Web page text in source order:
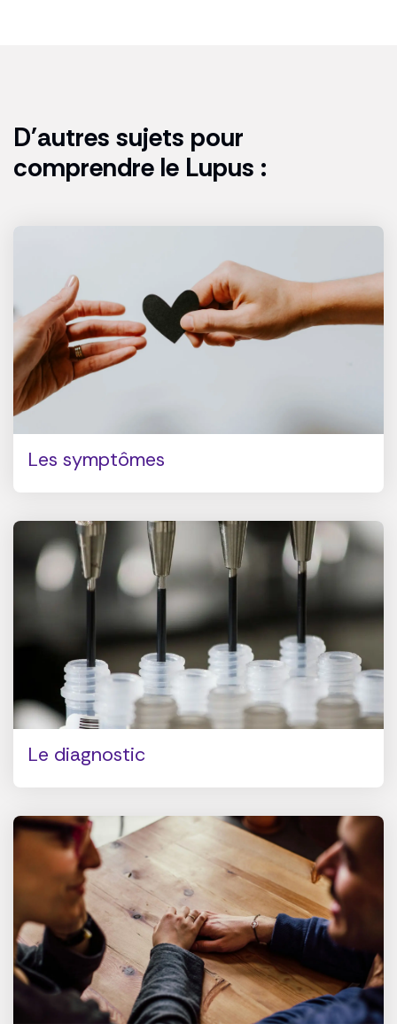
D'autres sujets pour
comprendre le Lupus :
Les symptômes
Le diagnostic